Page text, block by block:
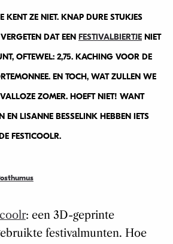
KENT ZE NIET. KNAP DURE STUKJES
DAT EEN FESTIVALBIERTJENIET
OFTEWEL: 2,75. KACHING VOOR DE
EN TOCH, WAT ZULLEN WE
ZOMER. HOEFT NIET! WANT
EN LISANNE BESSELINK HEBBEN IETS
FESTICOOLR.
: een 3D-geprinte
festivalmunten. Hoe